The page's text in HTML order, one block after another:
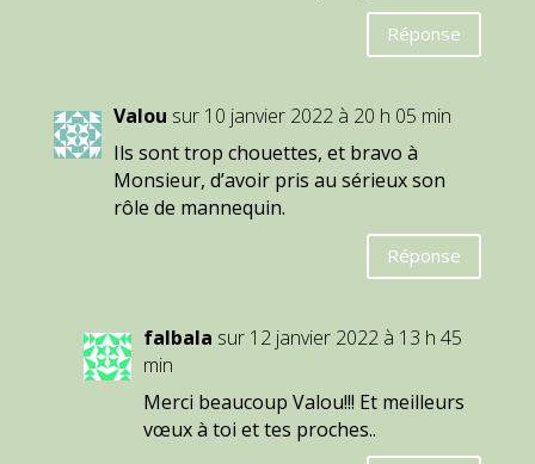
Réponse
Valou sur 10 janvier 2022 à 20 h 05 min
Ils sont trop chouettes, et bravo à
Monsieur, d’avoir pris au sérieux son
rôle de mannequin.
Réponse
falbala sur 12 janvier 2022 à 13 h 45
min
Merci beaucoup Valou!!! Et meilleurs
vœux à toi et tes proches..